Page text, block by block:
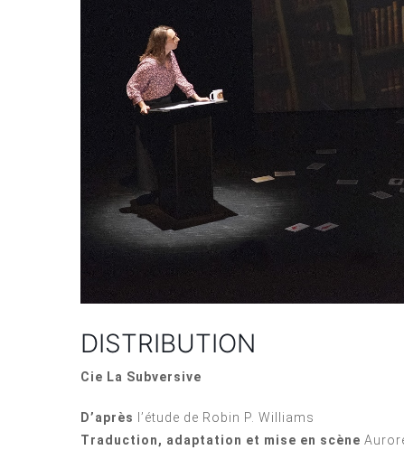
DISTRIBUTION
Cie La Subversive
D’après
l’étude de Robin P. Williams
Traduction, adaptation et mise en scène